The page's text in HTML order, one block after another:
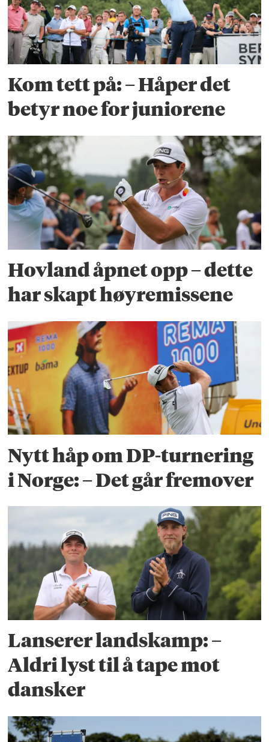
Kom tett på: – Håper det
betyr noe for juniorene
Hovland åpnet opp – dette
har skapt høyremissene
Nytt håp om DP-turnering
i Norge: – Det går fremover
Lanserer landskamp: –
Aldri lyst til å tape mot
dansker